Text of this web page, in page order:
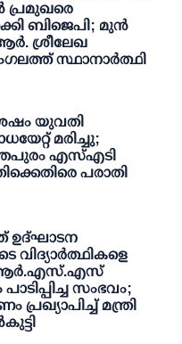
പ്രമുഖരെ
ബിജെപി; മുന്‍
ശ്രീലേഖ
സ്ഥാനാര്‍ത്ഥി
യുവതി
മരിച്ചു;
എസ്എടി
പരാതി
ഉദ്ഘാടന
വിദ്യാര്‍ത്ഥികളെ
സംഭവം;
മന്ത്രി